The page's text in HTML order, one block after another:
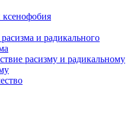
и радикального
расизму и радикальному